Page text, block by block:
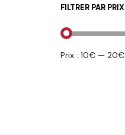
FILTRER PAR PRIX
PRIX
PRIX
Prix : 10€ — 20€